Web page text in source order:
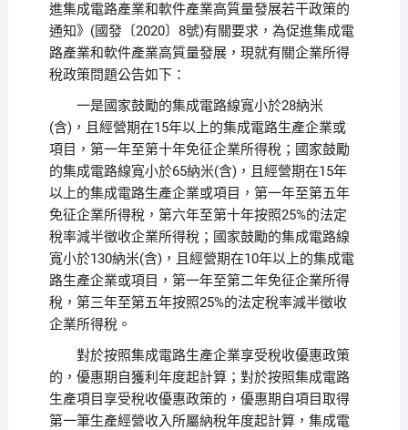
進集成電路產業和軟件產業高質量發展若干政策的
通知》(國發〔2020〕8號)有關要求，為促進集成電
路產業和軟件產業高質量發展，現就有關企業所得
稅政策問題公告如下：
一是國家鼓勵的集成電路線寬小於28納米
(含)，且經營期在15年以上的集成電路生產企業或
項目，第一年至第十年免征企業所得稅；國家鼓勵
的集成電路線寬小於65納米(含)，且經營期在15年
以上的集成電路生產企業或項目，第一年至第五年
免征企業所得稅，第六年至第十年按照25%的法定
稅率減半徵收企業所得稅；國家鼓勵的集成電路線
寬小於130納米(含)，且經營期在10年以上的集成電
路生產企業或項目，第一年至第二年免征企業所得
稅，第三年至第五年按照25%的法定稅率減半徵收
企業所得稅。
對於按照集成電路生產企業享受稅收優惠政策
的，優惠期自獲利年度起計算；對於按照集成電路
生產項目享受稅收優惠政策的，優惠期自項目取得
第一筆生產經營收入所屬納稅年度起計算，集成電